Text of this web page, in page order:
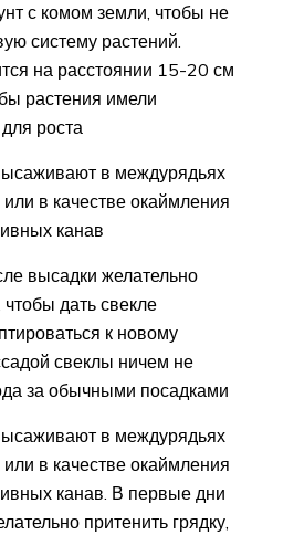
с комом земли, чтобы не
систему растений.
на расстоянии 15-20 см
растения имели
роста
в междурядьях
или в качестве окаймления
канав
высадки желательно
чтобы дать свекле
к новому
свеклы ничем не
за обычными посадками
в междурядьях
или в качестве окаймления
канав. В первые дни
притенить грядку,